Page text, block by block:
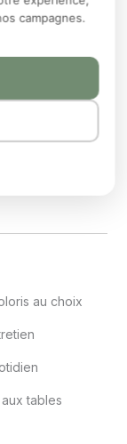
petites taches
savon doux
au choix
tables
campagnes.